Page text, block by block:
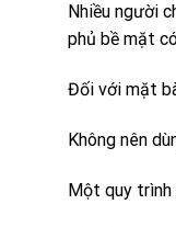
Nhiều người
phủ bề mặt
Đối với mặt
Không nên
Một quy trình